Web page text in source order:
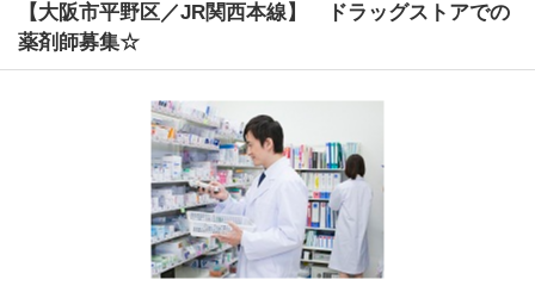
【大阪市平野区／JR関西本線】 ドラッグストアでの
薬剤師募集☆